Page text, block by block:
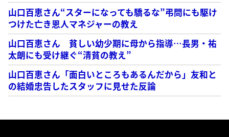
山口百恵さん“スターになっても驕るな”弔問にも駆け
つけた亡き恩人マネジャーの教え
山口百恵さん 貧しい幼少期に母から指導…長男・祐
太朗にも受け継ぐ“清貧の教え”
山口百恵さん「面白いところもあるんだから」友和と
の結婚忠告したスタッフに見せた反論